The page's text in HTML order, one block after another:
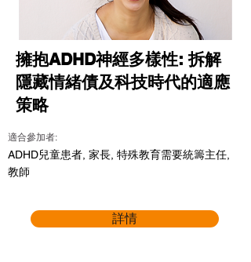
擁抱ADHD神經多樣性: 拆解
隱藏情緒債及科技時代的適應
策略
適合參加者:
ADHD兒童患者, 家長, 特殊教育需要統籌主任,
教師
詳情